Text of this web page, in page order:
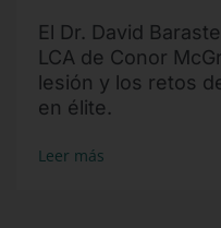
El Dr. David
LCA de Conor
lesión y los retos
en élite.
Leer más